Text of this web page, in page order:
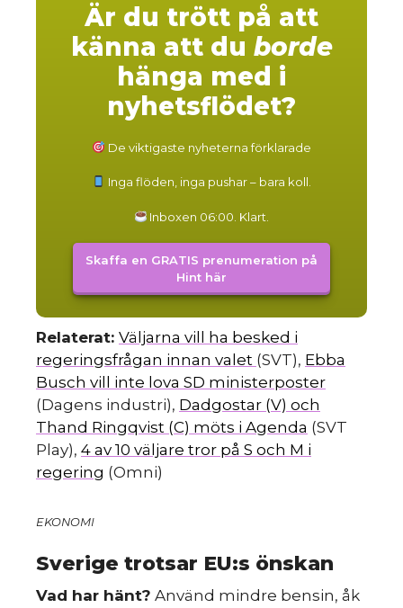
Är du trött på att
känna att du borde
hänga med i
nyhetsflödet?
De viktigaste nyheterna förklarade
Inga flöden, inga pushar – bara koll.
Inboxen 06:00. Klart.
Skaffa en GRATIS prenumeration på
Hint här
Relaterat: Väljarna vill ha besked i
regeringsfrågan innan valet (SVT), Ebba
Busch vill inte lova SD ministerposter
(Dagens industri), Dadgostar (V) och
Thand Ringqvist (C) möts i Agenda (SVT
Play), 4 av 10 väljare tror på S och M i
regering (Omni)
EKONOMI
Sverige trotsar EU:s önskan
Vad har hänt? Använd mindre bensin, åk